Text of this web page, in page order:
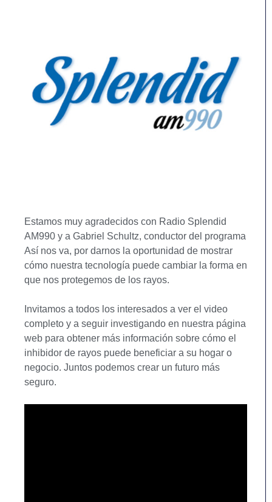
Estamos muy agradecidos con Radio Splendid
AM990 y a Gabriel Schultz, conductor del programa
Así nos va, por darnos la oportunidad de mostrar
cómo nuestra tecnología puede cambiar la forma en
que nos protegemos de los rayos.
Invitamos a todos los interesados a ver el video
completo y a seguir investigando en nuestra página
web para obtener más información sobre cómo el
inhibidor de rayos puede beneficiar a su hogar o
negocio. Juntos podemos crear un futuro más
seguro.